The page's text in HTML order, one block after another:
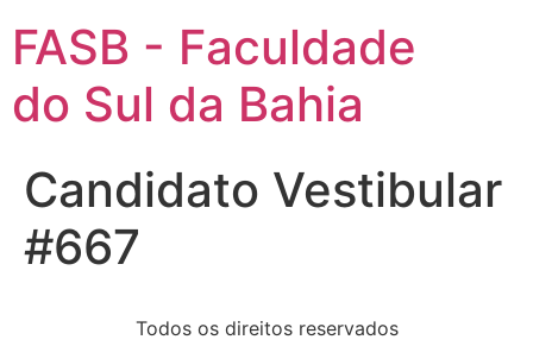
FASB - Faculdade
do Sul da Bahia
Candidato Vestibular
#667
Todos os direitos reservados